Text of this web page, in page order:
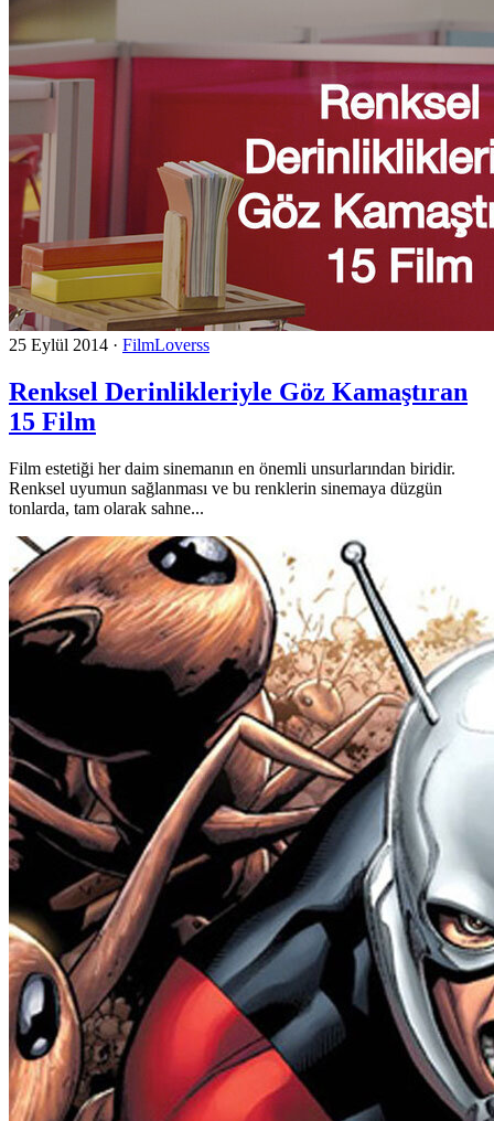
25 Eylül 2014 · FilmLoverss
Renksel Derinlikleriyle Göz Kamaştıran
15 Film
Film estetiği her daim sinemanın en önemli unsurlarından biridir.
Renksel uyumun sağlanması ve bu renklerin sinemaya düzgün
tonlarda, tam olarak sahne...